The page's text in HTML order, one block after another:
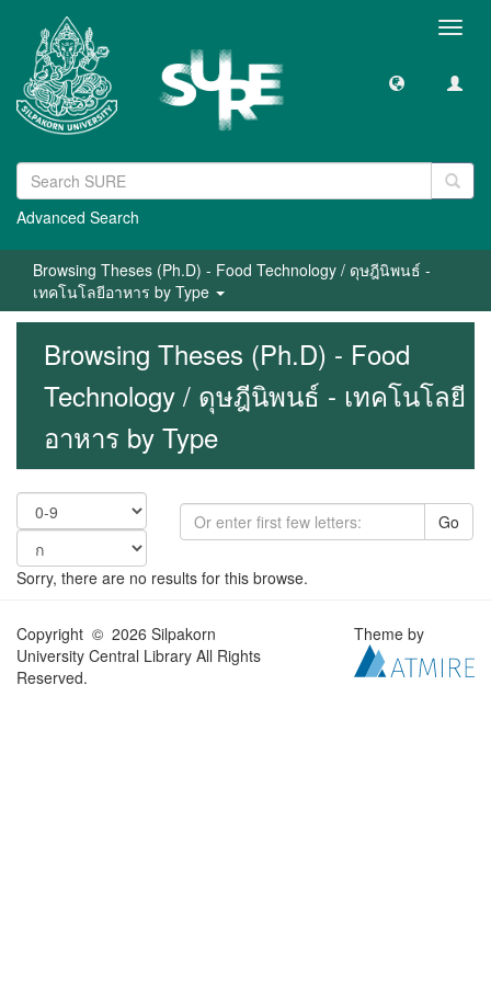
Advanced Search
Browsing Theses (Ph.D) - Food Technology / ดุษฎีนิพนธ์ -
เทคโนโลยีอาหาร by Type
Browsing Theses (Ph.D) - Food
Technology / ดุษฎีนิพนธ์ - เทคโนโลยี
อาหาร by Type
Go
Sorry, there are no results for this browse.
Copyright © 2026 Silpakorn
University Central Library All Rights
Reserved.
Theme by